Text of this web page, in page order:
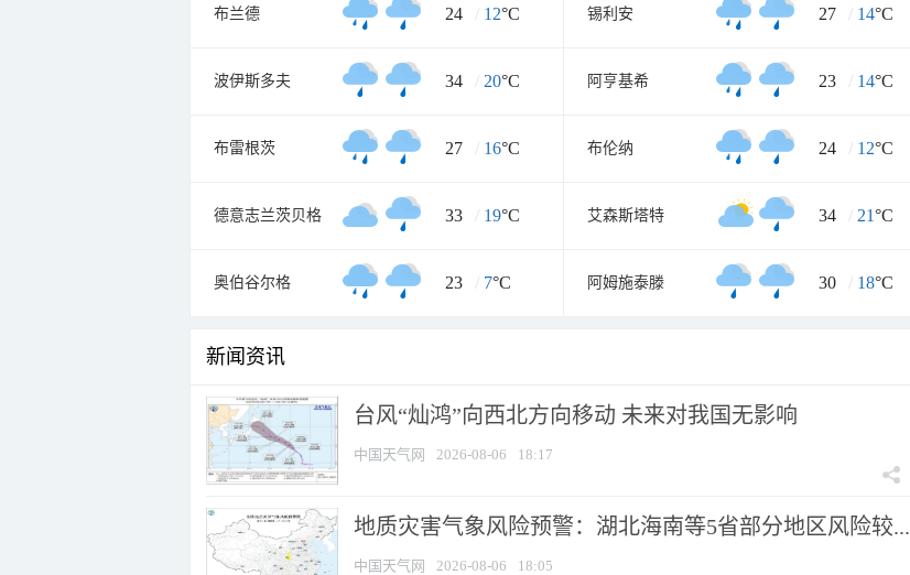
布兰德 24 / 12°C 锡利安 27 / 14°C
波伊斯多夫 34 / 20°C 阿亨基希 23 / 14°C
布雷根茨 27 / 16°C 布伦纳 24 / 12°C
德意志兰茨贝格 33 / 19°C 艾森斯塔特 34 / 21°C
奥伯谷尔格 23 / 7°C 阿姆施泰滕 30 / 18°C
新闻资讯
台风“灿鸿”向西北方向移动 未来对我国无影响
中国天气网 2026-08-06 18:17
地质灾害气象风险预警：湖北海南等5省部分地区风险较...
中国天气网 2026-08-06 18:05